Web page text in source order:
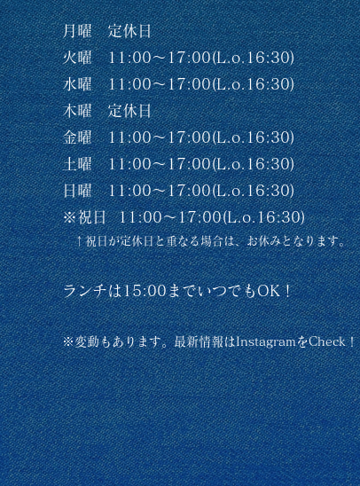
月曜 定休日
火曜 11:00〜17:00(L.o.16:30)
水曜 11:00〜17:00(L.o.16:30)
木曜 定休日
金曜 11:00〜17:00(L.o.16:30)
土曜 11:00〜17:00(L.o.16:30)
日曜 11:00〜17:00(L.o.16:30)
※祝日 11:00〜17:00(L.o.16:30)
​ ↑祝日が定休日と重なる場合は、お休みとなります。
ランチは15:00までいつでもOK！
※変動もあります。最新情報は​InstagramをCheck！